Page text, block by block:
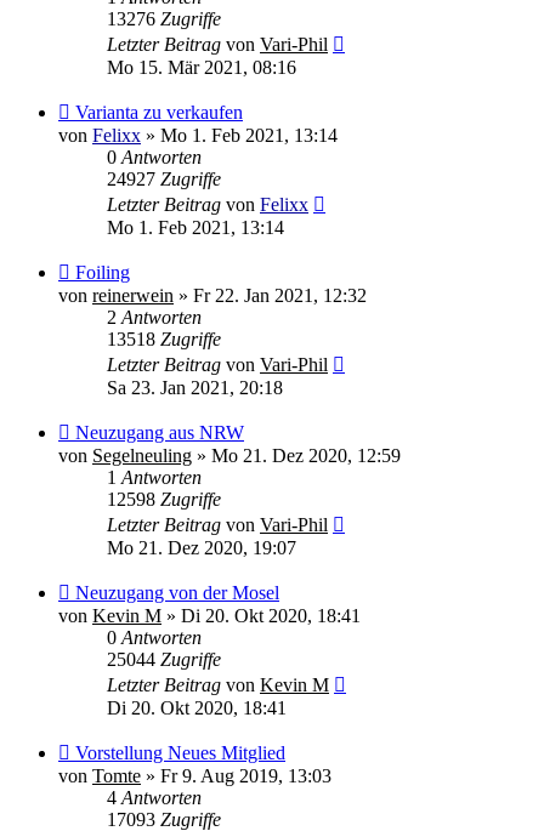
13276 Zugriffe
Letzter Beitrag von Vari-Phil
Mo 15. Mär 2021, 08:16
Varianta zu verkaufen
von Felixx » Mo 1. Feb 2021, 13:14
0 Antworten
24927 Zugriffe
Letzter Beitrag von Felixx
Mo 1. Feb 2021, 13:14
Foiling
von reinerwein » Fr 22. Jan 2021, 12:32
2 Antworten
13518 Zugriffe
Letzter Beitrag von Vari-Phil
Sa 23. Jan 2021, 20:18
Neuzugang aus NRW
von Segelneuling » Mo 21. Dez 2020, 12:59
1 Antworten
12598 Zugriffe
Letzter Beitrag von Vari-Phil
Mo 21. Dez 2020, 19:07
Neuzugang von der Mosel
von Kevin M » Di 20. Okt 2020, 18:41
0 Antworten
25044 Zugriffe
Letzter Beitrag von Kevin M
Di 20. Okt 2020, 18:41
Vorstellung Neues Mitglied
von Tomte » Fr 9. Aug 2019, 13:03
4 Antworten
17093 Zugriffe